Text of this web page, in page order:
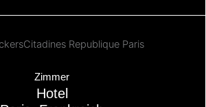
Zimmer
Hotel